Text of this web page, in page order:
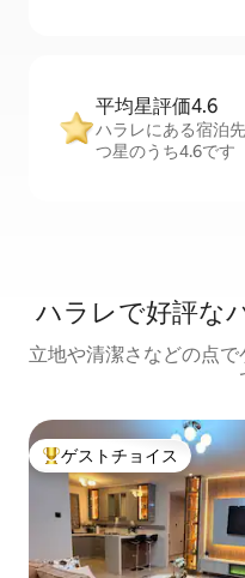
平均星評価4.6
ハラレにある宿泊
つ星のうち4.6です
ハラレで好評な
立地や清潔さなどの点
大好評のゲストチョイス
ゲストチョイス